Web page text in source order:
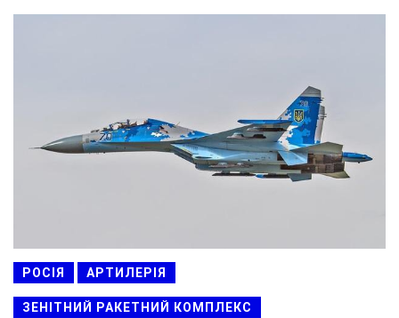
РОСІЯ АРТИЛЕРІЯ
ЗЕНІТНИЙ РАКЕТНИЙ КОМПЛЕКС